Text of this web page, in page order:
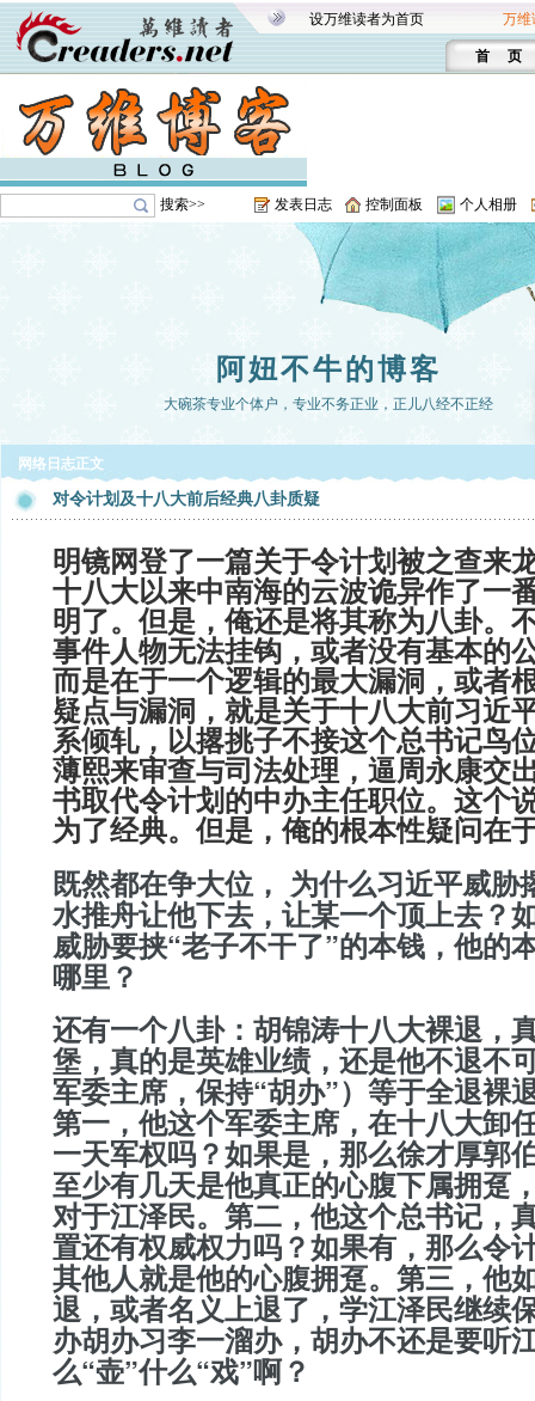
设万维读者为首页 万维
首 页
搜索>> 发表日志 控制面板 个人相册
阿妞不牛的博客
大碗茶专业个体户，专业不务正业，正儿八经不正经
网络日志正文
对令计划及十八大前后经典八卦质疑
明镜网登了一篇关于令计划被之查来
十八大以来中南海的云波诡异作了一
明了。但是，俺还是将其称为八卦。
事件人物无法挂钩，或者没有基本的
而是在于一个逻辑的最大漏洞，或者
疑点与漏洞，就是关于十八大前习近
系倾轧，以撂挑子不接这个总书记鸟
薄熙来审查与司法处理，逼周永康交
书取代令计划的中办主任职位。这个
为了经典。但是，俺的根本性疑问在
既然都在争大位， 为什么习近平威胁
水推舟让他下去，让某一个顶上去？
威胁要挟“老子不干了”的本钱，他的
哪里？
还有一个八卦：胡锦涛十八大裸退，
堡，真的是英雄业绩，还是他不退不
军委主席，保持“胡办”）等于全退裸
第一，他这个军委主席，在十八大卸
一天军权吗？如果是，那么徐才厚郭
至少有几天是他真正的心腹下属拥趸
对于江泽民。第二，他这个总书记，
置还有权威权力吗？如果有，那么令
其他人就是他的心腹拥趸。第三，他
退，或者名义上退了，学江泽民继续
办胡办习李一溜办，胡办不还是要听
么“壶”什么“戏”啊？